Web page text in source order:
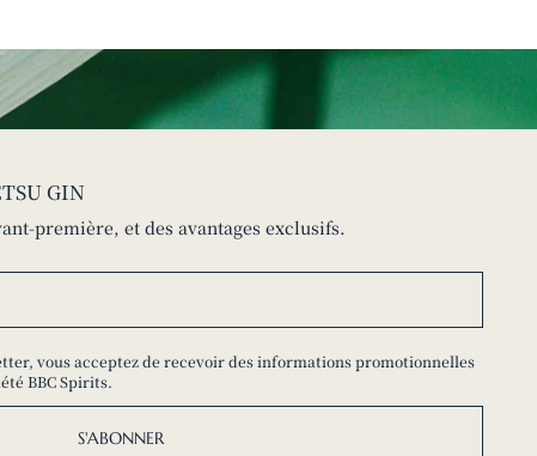
GIN
première, et des avantages exclusifs.
vous acceptez de recevoir des informations promotionnelles
BBC Spirits.
S'ABONNER